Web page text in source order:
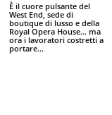
È il cuore pulsante del
West End, sede di
boutique di lusso e della
Royal Opera House… ma
ora i lavoratori costretti a
portare...